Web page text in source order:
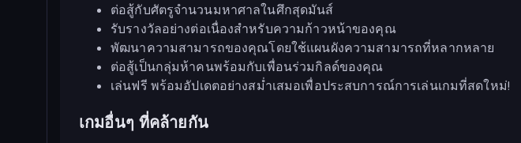
ต่อสู้กับศัตรูจำนวนมหาศาลในศึกสุดมันส์
รับรางวัลอย่างต่อเนื่องสำหรับความก้าวหน้าของคุณ
พัฒนาความสามารถของคุณโดยใช้แผนผังความสามารถที่หลากหลาย
ต่อสู้เป็นกลุ่มห้าคนพร้อมกับเพื่อนร่วมกิลด์ของคุณ
เล่นฟรี พร้อมอัปเดตอย่างสม่ำเสมอเพื่อประสบการณ์การเล่นเกมที่สดใหม่!
เกมอื่นๆ ที่คล้ายกัน